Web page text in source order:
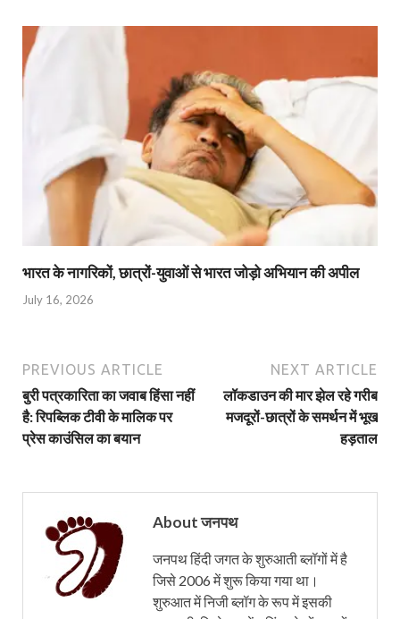
भारत के नागरिकों, छात्रों-युवाओं से भारत जोड़ो अभियान की अपील
July 16, 2026
PREVIOUS ARTICLE
बुरी पत्रकारिता का जवाब हिंसा नहीं
है: रिपब्लिक टीवी के मालिक पर
प्रेस काउंसिल का बयान
NEXT ARTICLE
लॉकडाउन की मार झेल रहे गरीब
मजदूरों-छात्रों के समर्थन में भूख
हड़ताल
About जनपथ
जनपथ हिंदी जगत के शुरुआती ब्लॉगों में है
जिसे 2006 में शुरू किया गया था।
शुरुआत में निजी ब्लॉग के रूप में इसकी